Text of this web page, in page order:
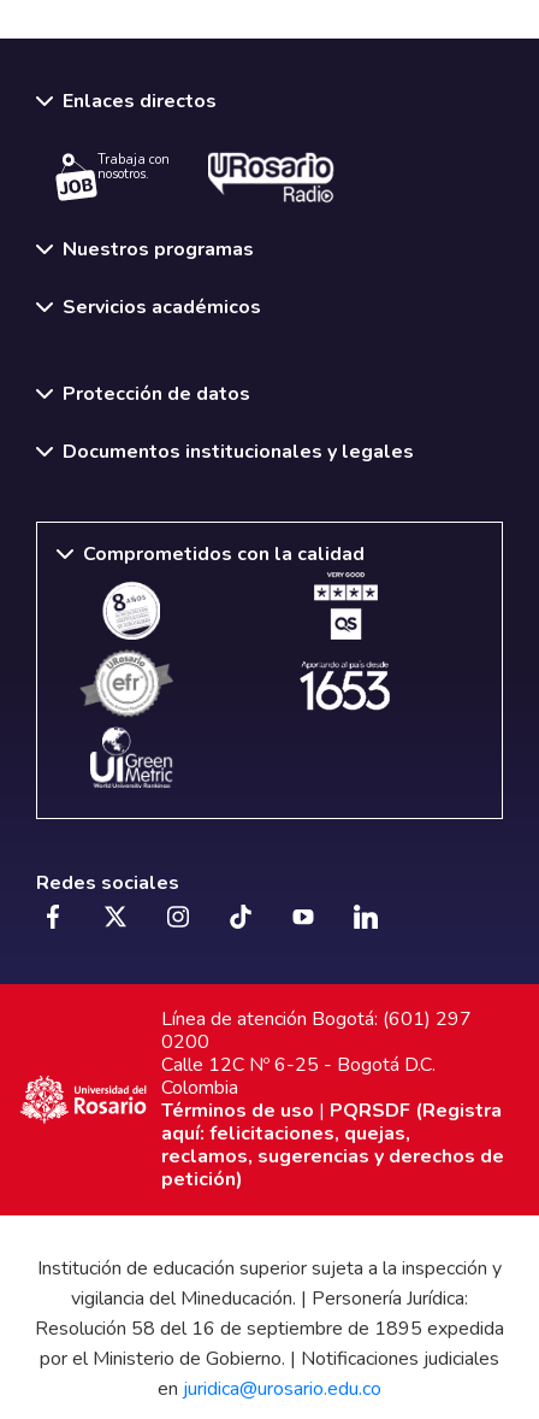
Enlaces directos
Trabaja con
nosotros.
Nuestros programas
Servicios académicos
Protección de datos
Documentos institucionales y legales
Comprometidos con la calidad
Redes sociales
Línea de atención Bogotá: (601) 297
0200
Calle 12C Nº 6-25 - Bogotá D.C.
Colombia
Términos de uso | PQRSDF (Registra
aquí: felicitaciones, quejas,
reclamos, sugerencias y derechos de
petición)
Institución de educación superior sujeta a la inspección y
vigilancia del Mineducación. | Personería Jurídica:
Resolución 58 del 16 de septiembre de 1895 expedida
por el Ministerio de Gobierno. | Notificaciones judiciales
en juridica@urosario.edu.co